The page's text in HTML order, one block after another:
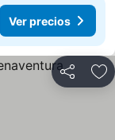
Ver precios
Compartir